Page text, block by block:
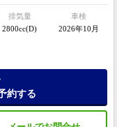
排気量
2800cc(D)
車検
2026年10月
約する